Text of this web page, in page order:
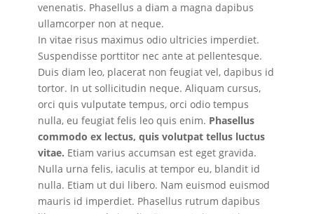
venenatis. Phasellus a diam a magna dapibus
ullamcorper non at neque.
In vitae risus maximus odio ultricies imperdiet.
Suspendisse porttitor nec ante at pellentesque.
Duis diam leo, placerat non feugiat vel, dapibus id
tortor. In ut sollicitudin neque. Aliquam cursus,
orci quis vulputate tempus, orci odio tempus
nulla, eu feugiat felis leo quis enim. Phasellus
commodo ex lectus, quis volutpat tellus luctus
vitae. Etiam varius accumsan est eget gravida.
Nulla urna felis, iaculis at tempor eu, blandit id
nulla. Etiam ut dui libero. Nam euismod euismod
mauris id imperdiet. Phasellus rutrum dapibus